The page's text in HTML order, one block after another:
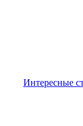
Интересные